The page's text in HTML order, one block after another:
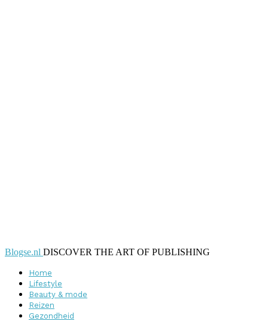
Blogse.nl DISCOVER THE ART OF PUBLISHING
Home
Lifestyle
Beauty & mode
Reizen
Gezondheid